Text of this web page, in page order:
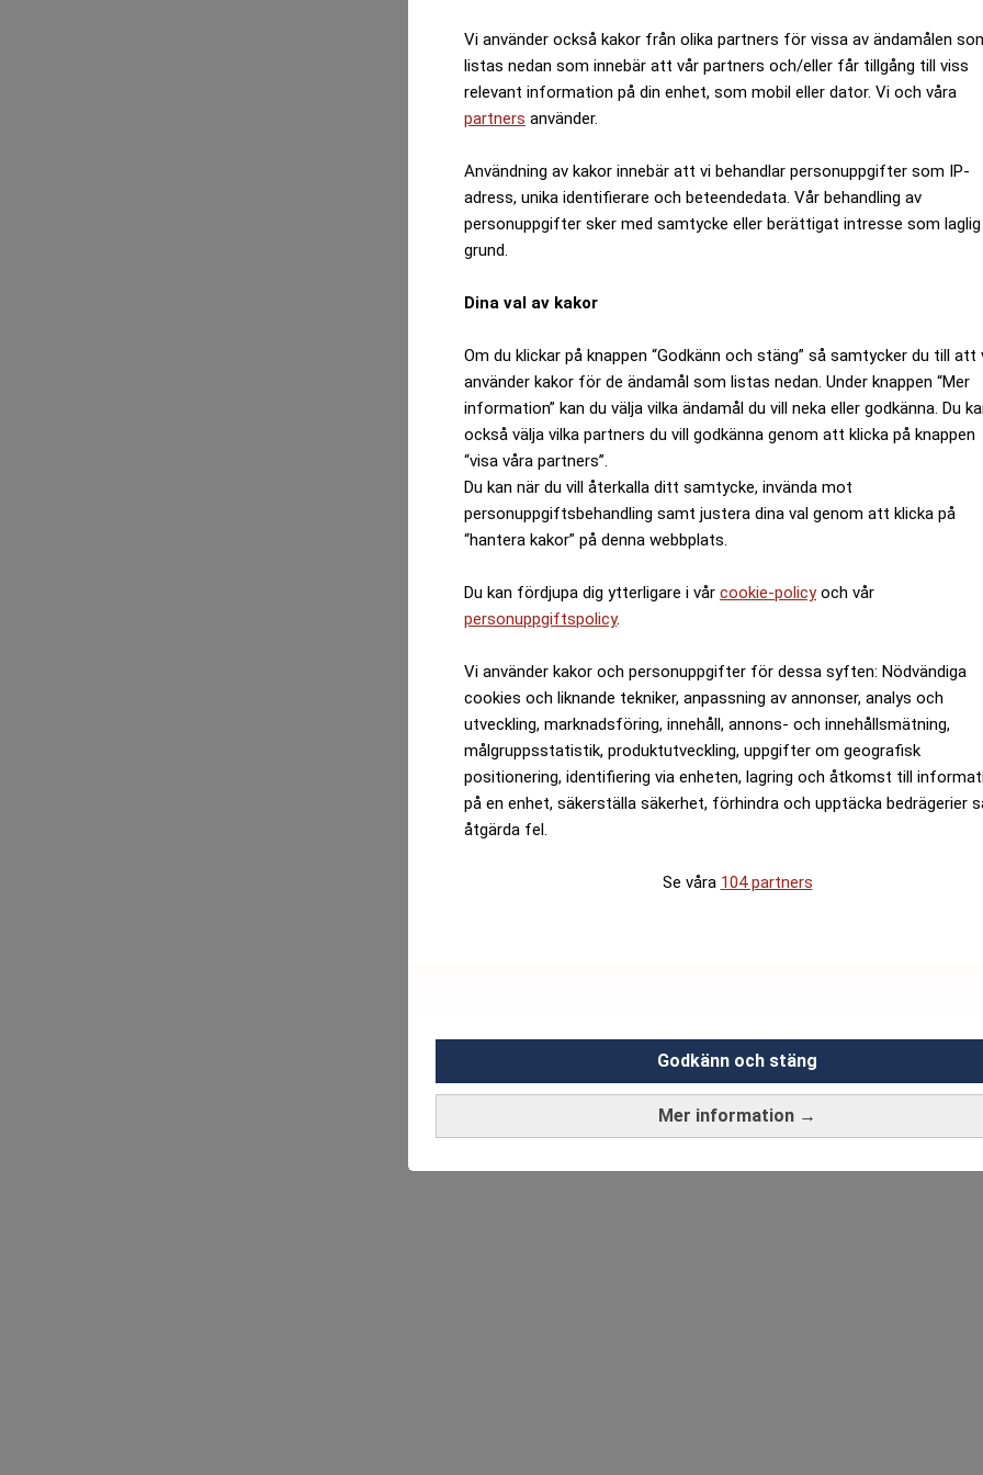
Vi använder också kakor från olika partners för vissa av ändamålen
listas nedan som innebär att vår partners och/eller får tillgång till viss
relevant information på din enhet, som mobil eller dator. Vi och våra
partners använder.
Användning av kakor innebär att vi behandlar personuppgifter som IP-
adress, unika identifierare och beteendedata. Vår behandling av
personuppgifter sker med samtycke eller berättigat intresse som laglig
grund.
Dina val av kakor
Om du klickar på knappen “Godkänn och stäng” så samtycker du till att
använder kakor för de ändamål som listas nedan. Under knappen “Mer
information” kan du välja vilka ändamål du vill neka eller godkänna. Du
också välja vilka partners du vill godkänna genom att klicka på knappen
“visa våra partners”.
Du kan när du vill återkalla ditt samtycke, invända mot
personuppgiftsbehandling samt justera dina val genom att klicka på
“hantera kakor” på denna webbplats.
Du kan fördjupa dig ytterligare i vår cookie-policyoch vår
personuppgiftspolicy.
Vi använder kakor och personuppgifter för dessa syften: Nödvändiga
cookies och liknande tekniker, anpassning av annonser, analys och
utveckling, marknadsföring, innehåll, annons- och innehållsmätning,
målgruppsstatistik, produktutveckling, uppgifter om geografisk
positionering, identifiering via enheten, lagring och åtkomst till
på en enhet, säkerställa säkerhet, förhindra och upptäcka bedrägerier
åtgärda fel.
Se våra 104 partners
Mer information →
Godkänn och stäng